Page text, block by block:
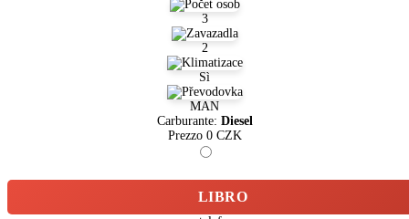
3
2
Sì
MAN
Carburante: Diesel
Prezzo 0CZK
LIBRO